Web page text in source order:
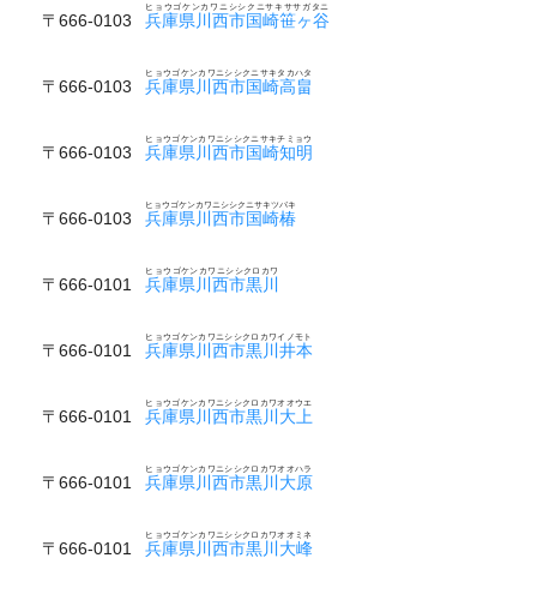
〒666-0103 兵庫県川西市国崎笹ヶ谷
ヒョウゴケンカワニシシクニサキササガタニ
〒666-0103 兵庫県川西市国崎高畠
ヒョウゴケンカワニシシクニサキタカハタ
〒666-0103 兵庫県川西市国崎知明
ヒョウゴケンカワニシシクニサキチミョウ
〒666-0103 兵庫県川西市国崎椿
ヒョウゴケンカワニシシクニサキツバキ
〒666-0101 兵庫県川西市黒川
ヒョウゴケンカワニシシクロカワ
〒666-0101 兵庫県川西市黒川井本
ヒョウゴケンカワニシシクロカワイノモト
〒666-0101 兵庫県川西市黒川大上
ヒョウゴケンカワニシシクロカワオオウエ
〒666-0101 兵庫県川西市黒川大原
ヒョウゴケンカワニシシクロカワオオハラ
〒666-0101 兵庫県川西市黒川大峰
ヒョウゴケンカワニシシクロカワオオミネ